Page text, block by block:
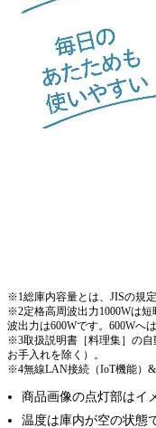
※1総庫内容量とは、JISの規
※2定格高周波出力1000Wは
波出力は600Wです。600Wへ
※3取扱説明書［料理集］の自
お手入れを除く）。
※4無線LAN接続（IoT機能）&
商品画像の点灯部はイ
温度は庫内が空の状態